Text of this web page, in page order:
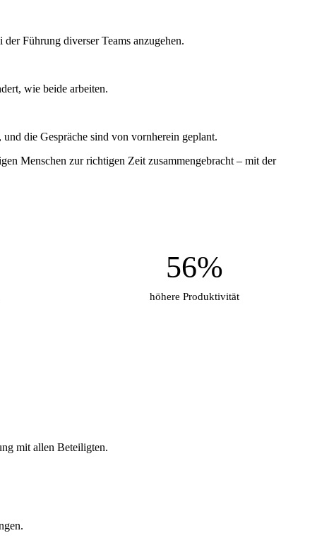
Führung diverser Teams anzugehen.
wie beide arbeiten.
die Gespräche sind von vornherein geplant.
Menschen zur richtigen Zeit zusammengebracht – mit der
56%
höhere Produktivität
mit allen Beteiligten.